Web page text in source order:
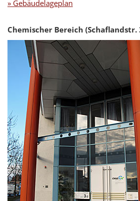
» Gebäudelageplan
Chemischer Bereich (Schaflandstr.